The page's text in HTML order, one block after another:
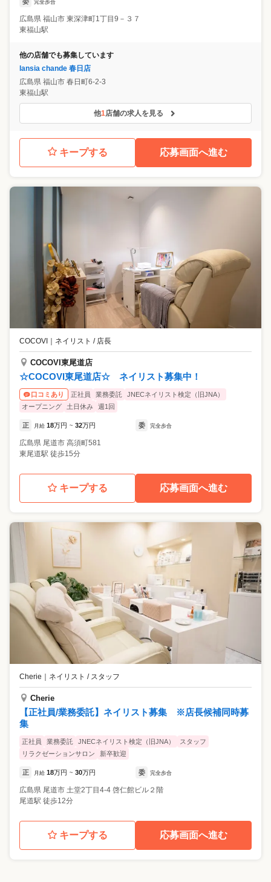
完全歩合
広島県 福山市 東深津町1丁目9－３７
東福山駅
他の店舗でも募集しています
lansia chande 春日店
広島県 福山市 春日町6-2-3
東福山駅
他1店舗の求人を見る
キープする 応募画面へ進む
COCOVI ネイリスト / 店長
COCOVI東尾道店
☆COCOVI東尾道店☆ ネイリスト募集中！
口コミあり 正社員 業務委託
JNECネイリスト検定（旧JNA）
オープニング
土日休み 週1回
正 月給 18万円 ~ 32万円 委 完全歩合
広島県 尾道市 高須町581
東尾道駅 徒歩15分
キープする 応募画面へ進む
Cherie ネイリスト / スタッフ
Cherie
【正社員/業務委託】ネイリスト募集 ※店長候補同時募
集
正社員 業務委託 JNECネイリスト検定（旧JNA）
スタッフ
リラクゼーションサロン
新卒歓迎
正 月給 18万円 ~ 30万円 委 完全歩合
広島県 尾道市 土堂2丁目4-4 啓仁館ビル２階
尾道駅 徒歩12分
キープする 応募画面へ進む